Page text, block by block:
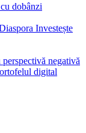
dobânzi
Investește
negativă
digital